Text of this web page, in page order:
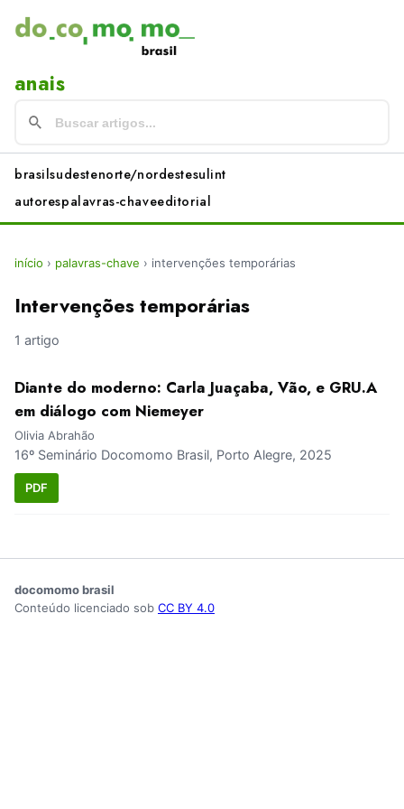
anais
brasilsudestenorte/nordestesulint
autorespalavras-chaveeditorial
início › palavras-chave › intervenções temporárias
Intervenções temporárias
1 artigo
Diante do moderno: Carla Juaçaba, Vão, e GRU.A
em diálogo com Niemeyer
Olivia Abrahão
16º Seminário Docomomo Brasil, Porto Alegre, 2025
PDF
docomomo brasil
Conteúdo licenciado sob CC BY 4.0